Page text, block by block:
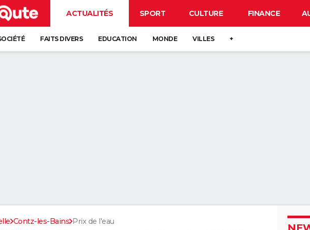
ACTUALITÉS SPORT CULTURE FINANCE
FAITS DIVERS EDUCATION MONDE VILLES +
Contz-les-Bains Prix de l'eau